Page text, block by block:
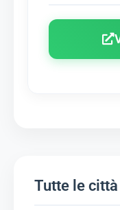
Tutte le città